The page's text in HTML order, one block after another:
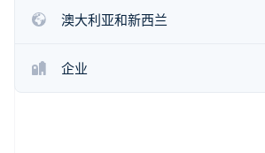
Stripe App Marketplace
澳大利亚和新西兰
企业